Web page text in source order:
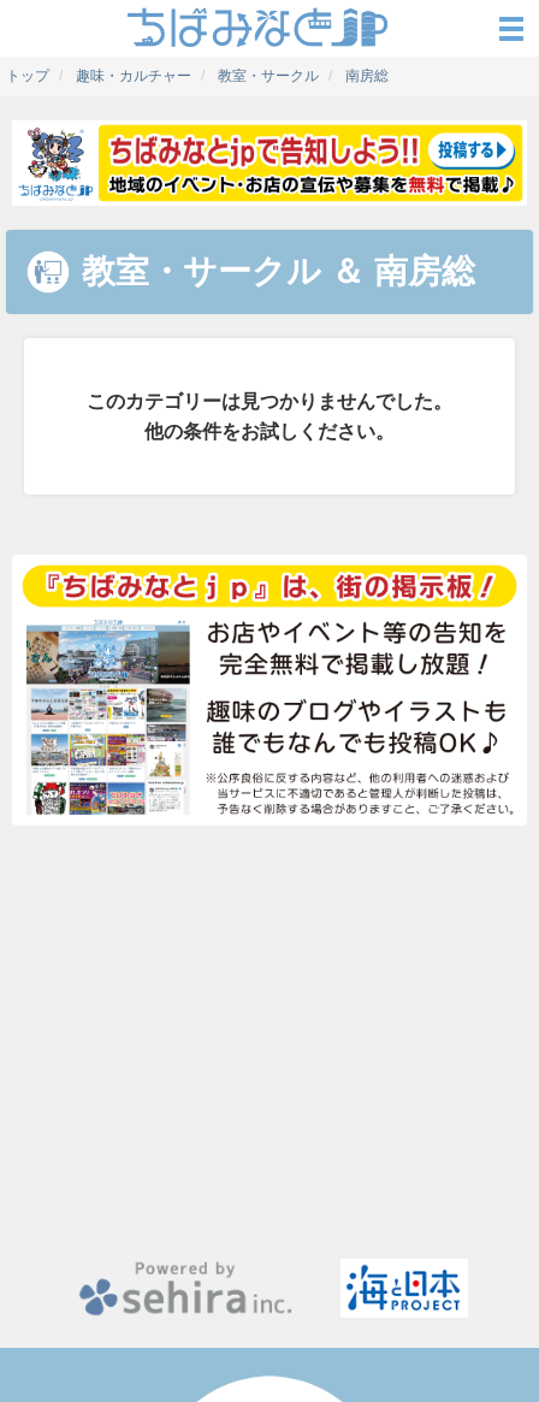
トップ 趣味・カルチャー 教室・サークル 南房総
教室・サークル ＆ 南房総
このカテゴリーは見つかりませんでした。
他の条件をお試しください。